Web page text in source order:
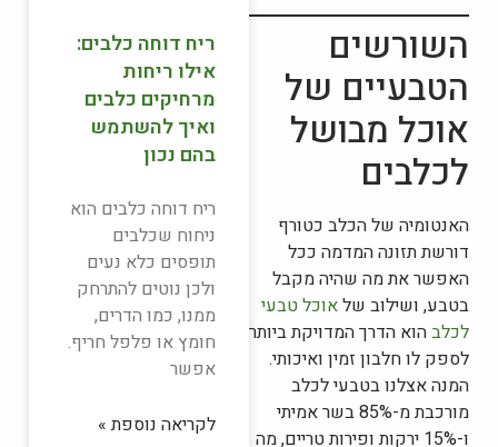
השורשים
הטבעיים של
אוכל מבושל
לכלבים
האנטומיה של הכלב כטורף
דורשת תזונה המדמה ככל
האפשר את מה שהיה מקבל
בטבע, ושילוב שלאוכל טבעי
לכלבהוא הדרך המדויקת ביותר
לספק לו חלבון זמין ואיכותי.
המנה אצלנו בטבעי לכלב
מורכבת מ-85% בשר אמיתי
ו-15% ירקות ופירות טריים, מה
ריח דוחה כלבים:
אילו ריחות
מרחיקים כלבים
ואיך להשתמש
בהם נכון
ריח דוחה כלבים הוא
ניחוח שכלבים
תופסים כלא נעים
ולכן נוטים להתרחק
ממנו, כמו הדרים,
חומץ או פלפל חריף.
אפשר
לקריאה נוספת »